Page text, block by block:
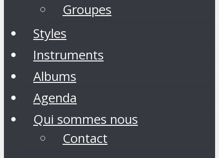
Groupes
Styles
Instruments
Albums
Agenda
Qui sommes nous
Contact